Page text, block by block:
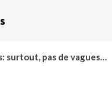
surtout, pas de vagues…